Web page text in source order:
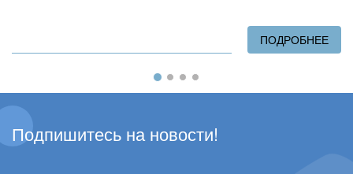
ПОДРОБНЕЕ
Подпишитесь на новости!